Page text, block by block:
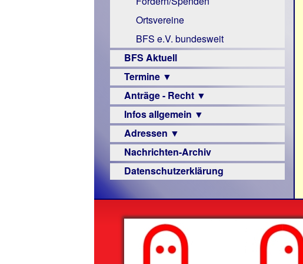
Links
Ortsvereine
BFS e.V. bundesweit
BFS Aktuell
Termine ▼
Veranstaltungsprogramme
Anträge - Recht ▼
Archiv
Urteile
Infos allgemein ▼
Sehbehinderung
Frühförderung
Schule
–
Beruf
Senioren
Hilfsmittel
Adressen ▼
Augenoptiker
Berufsbildungswerke
Hörbüchereien
Reha-
Nachrichten-Archiv
Datenschutzerklärung